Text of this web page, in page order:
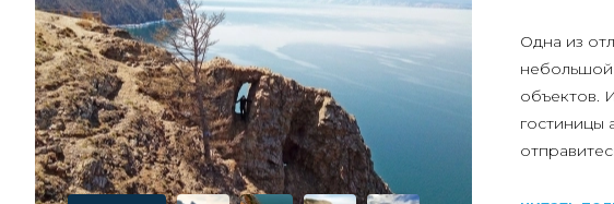
Одна из
небольшой
объектов.
гостиницы